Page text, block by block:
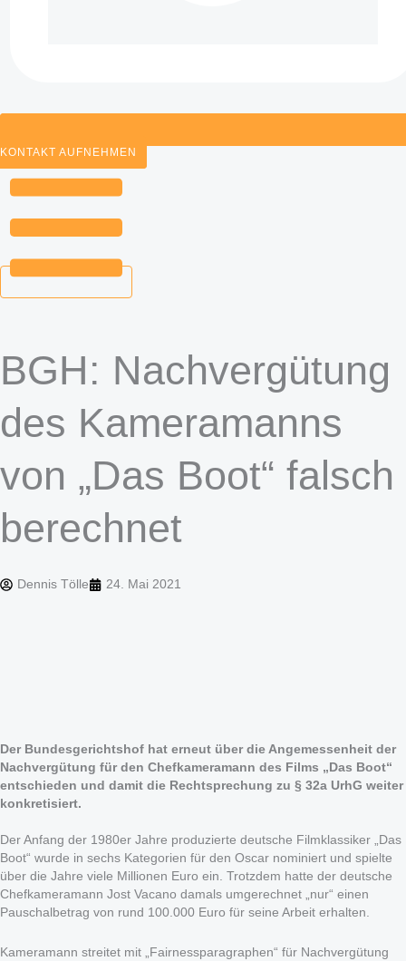
KONTAKT AUFNEHMEN
BGH: Nachvergütung
des Kameramanns
von „Das Boot“ falsch
berechnet
Dennis Tölle 24. Mai 2021
Der Bundesgerichtshof hat erneut über die Angemessenheit der
Nachvergütung für den Chefkameramann des Films „Das Boot“
entschieden und damit die Rechtsprechung zu § 32a UrhG weiter
konkretisiert.
Der Anfang der 1980er Jahre produzierte deutsche Filmklassiker „Das
Boot“ wurde in sechs Kategorien für den Oscar nominiert und spielte
über die Jahre viele Millionen Euro ein. Trotzdem hatte der deutsche
Chefkameramann Jost Vacano damals umgerechnet „nur“ einen
Pauschalbetrag von rund 100.000 Euro für seine Arbeit erhalten.
Kameramann streitet mit „Fairnessparagraphen“ für Nachvergütung